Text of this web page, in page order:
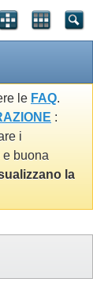
le FAQ.
:
i
buona
la